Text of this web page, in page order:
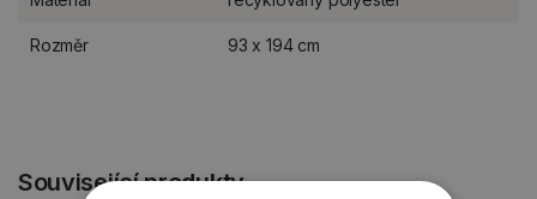
Rozměr 93 x 194 cm
Související produkty